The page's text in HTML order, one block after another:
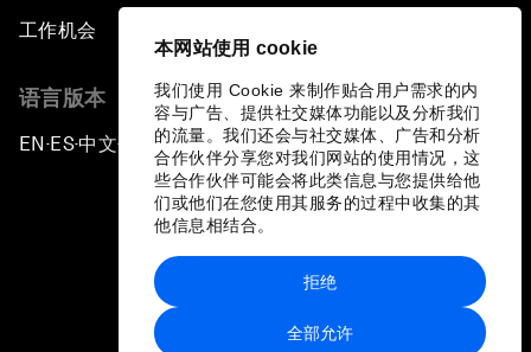
本网站使用 cookie
我们使用 Cookie 来制作贴合用户需求的内
容与广告、提供社交媒体功能以及分析我们
的流量。我们还会与社交媒体、广告和分析
合作伙伴分享您对我们网站的使用情况，这
些合作伙伴可能会将此类信息与您提供给他
们或他们在您使用其服务的过程中收集的其
他信息相结合。
全部允许
拒绝
工作机会
语言版本
EN ▪ES▪中文▪ 日本語
站点地图